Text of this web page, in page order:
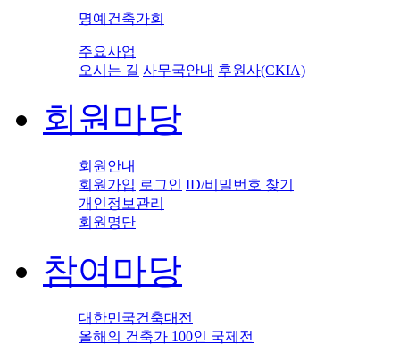
명예건축가회
주요사업
오시는 길 사무국안내 후원사(CKIA)
회원마당
회원안내
회원가입 로그인 ID/비밀번호 찾기
개인정보관리
회원명단
참여마당
대한민국건축대전
올해의 건축가 100인 국제전